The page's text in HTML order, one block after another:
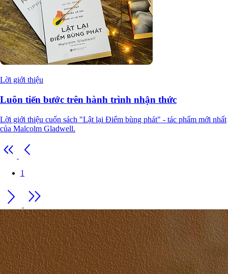
Lời giới thiệu
Luôn tiến bước trên hành trình nhận thức
Lời giới thiệu cuốn sách "Lật lại Điểm bùng phát" - tác phẩm mới nhất
của Malcolm Gladwell.
1